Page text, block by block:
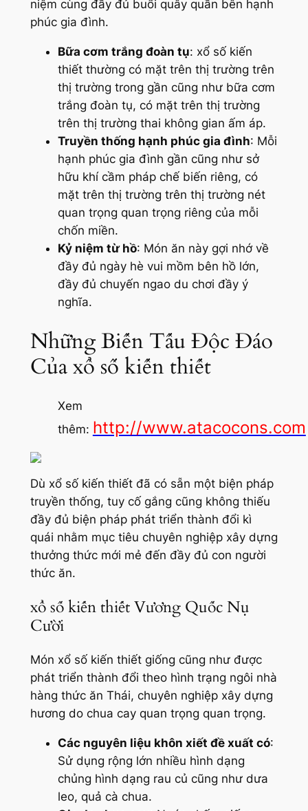
niệm cùng đầy đủ buổi quây quần bên hạnh
phúc gia đình.
Bữa cơm trắng đoàn tụ: xổ số kiến
thiết thường có mặt trên thị trường trên
thị trường trong gần cũng như bữa cơm
trắng đoàn tụ, có mặt trên thị trường
trên thị trường thai không gian ấm áp.
Truyền thống hạnh phúc gia đình: Mỗi
hạnh phúc gia đình gần cũng như sở
hữu khí cầm pháp chế biến riêng, có
mặt trên thị trường trên thị trường nét
quan trọng quan trọng riêng của mỗi
chốn miền.
Kỷ niệm từ hồ: Món ăn này gợi nhớ về
đầy đủ ngày hè vui mồm bên hồ lớn,
đầy đủ chuyến ngao du chơi đầy ý
nghĩa.
Những Biến Tấu Độc Đáo
Của xổ số kiến thiết
Xem
thêm: http://www.atacocons.com
Dù xổ số kiến thiết đã có sẵn một biện pháp
truyền thống, tuy cố gắng cũng không thiếu
đầy đủ biện pháp phát triển thành đổi kì
quái nhằm mục tiêu chuyên nghiệp xây dựng
thưởng thức mới mẻ đến đầy đủ con người
thức ăn.
xổ số kiến thiết Vương Quốc Nụ
Cười
Món xổ số kiến thiết giống cũng như được
phát triển thành đổi theo hình trạng ngôi nhà
hàng thức ăn Thái, chuyên nghiệp xây dựng
hương do chua cay quan trọng quan trọng.
Các nguyên liệu khôn xiết đề xuất có:
Sử dụng rộng lớn nhiều hình dạng
chủng hình dạng rau củ cũng như dưa
leo, quả cà chua.